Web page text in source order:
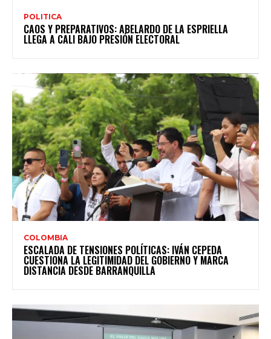
POLITICA
CAOS Y PREPARATIVOS: ABELARDO DE LA ESPRIELLA
LLEGA A CALI BAJO PRESIÓN ELECTORAL
COLOMBIA
ESCALADA DE TENSIONES POLÍTICAS: IVÁN CEPEDA
CUESTIONA LA LEGITIMIDAD DEL GOBIERNO Y MARCA
DISTANCIA DESDE BARRANQUILLA